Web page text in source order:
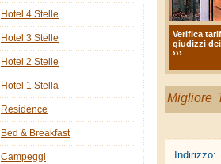
Verifica
giudizzi
›››
Migliore
Indirizzo:
Hotel 4 Stelle
Hotel 3 Stelle
Hotel 2 Stelle
Hotel 1 Stella
Residence
Bed & Breakfast
Campeggi